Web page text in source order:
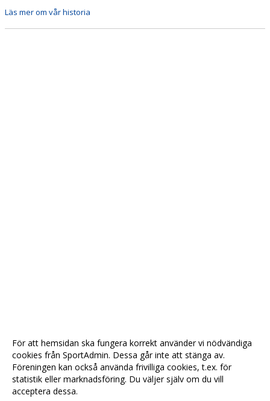
Läs mer om vår historia
För att hemsidan ska fungera korrekt använder vi nödvändiga
cookies från SportAdmin. Dessa går inte att stänga av.
Föreningen kan också använda frivilliga cookies, t.ex. för
statistik eller marknadsföring. Du väljer själv om du vill
acceptera dessa.